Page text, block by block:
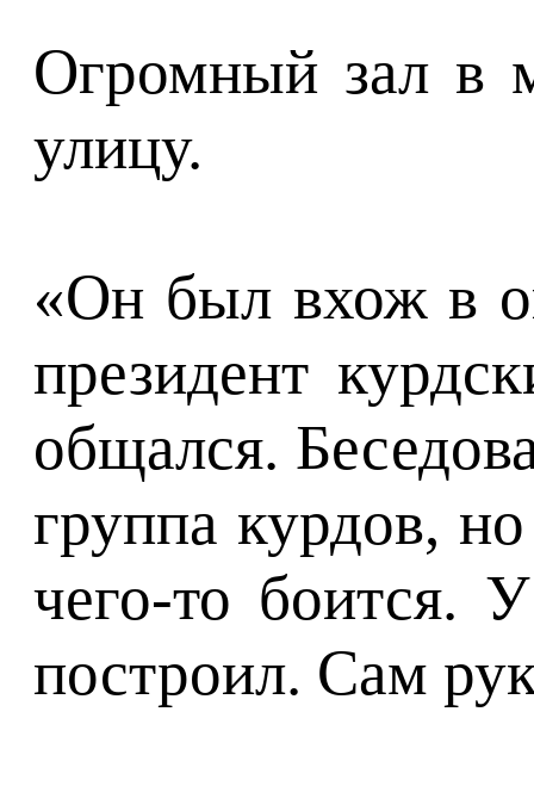
Огромный зал в
улицу.
«Он был вхож в
президент
общался.
группа курдов,
чего-то боится.
построил. Сам